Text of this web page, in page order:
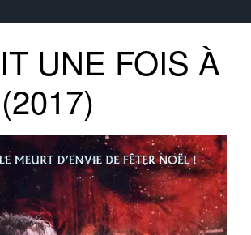
UNE FOIS À